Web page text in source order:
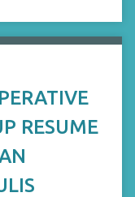
RESUME